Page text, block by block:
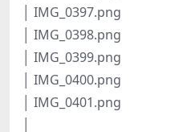
│ IMG_0397.png
│ IMG_0398.png
│ IMG_0399.png
│ IMG_0400.png
│ IMG_0401.png